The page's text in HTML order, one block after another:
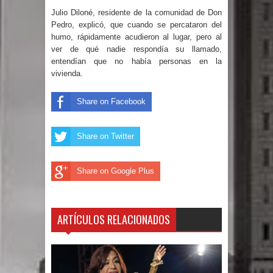
sobre horarios de venta de alcohol
vigente desde 2006 y exige ley del
Congreso
reúne con alcalde San Cristóbal
Un lunes trágico deja seis jóvenes
Heridos y edificios colapsados tras
terremoto de magnitud 7,1 en Japón
Poder Ejecutivo promulga
Julio Diloné, residente de la comunidad de Don
Pedro, explicó, que cuando se percataron del
humo, rápidamente acudieron al lugar, pero al
ver de qué nadie respondía su llamado,
entendían que no había personas en la
vivienda.
Share on Facebook
Share on Twitter
Share on Google Plus
ARTÍCULOS RELACIONADOS